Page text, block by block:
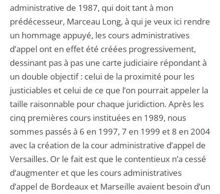
administrative de 1987, qui doit tant à mon
prédécesseur, Marceau Long, à qui je veux ici rendre
un hommage appuyé, les cours administratives
d’appel ont en effet été créées progressivement,
dessinant pas à pas une carte judiciaire répondant à
un double objectif : celui de la proximité pour les
justiciables et celui de ce que l’on pourrait appeler la
taille raisonnable pour chaque juridiction. Après les
cinq premières cours instituées en 1989, nous
sommes passés à 6 en 1997, 7 en 1999 et 8 en 2004
avec la création de la cour administrative d’appel de
Versailles. Or le fait est que le contentieux n’a cessé
d’augmenter et que les cours administratives
d’appel de Bordeaux et Marseille avaient besoin d’un